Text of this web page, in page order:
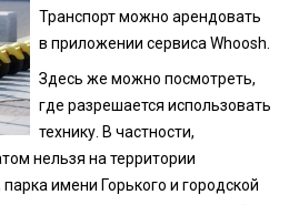
Транспорт можно арендовать
в приложении сервиса Whoosh.
Здесь же можно посмотреть,
где разрешается использовать
технику. В частности,
нельзя на территории
имени Горького и городской